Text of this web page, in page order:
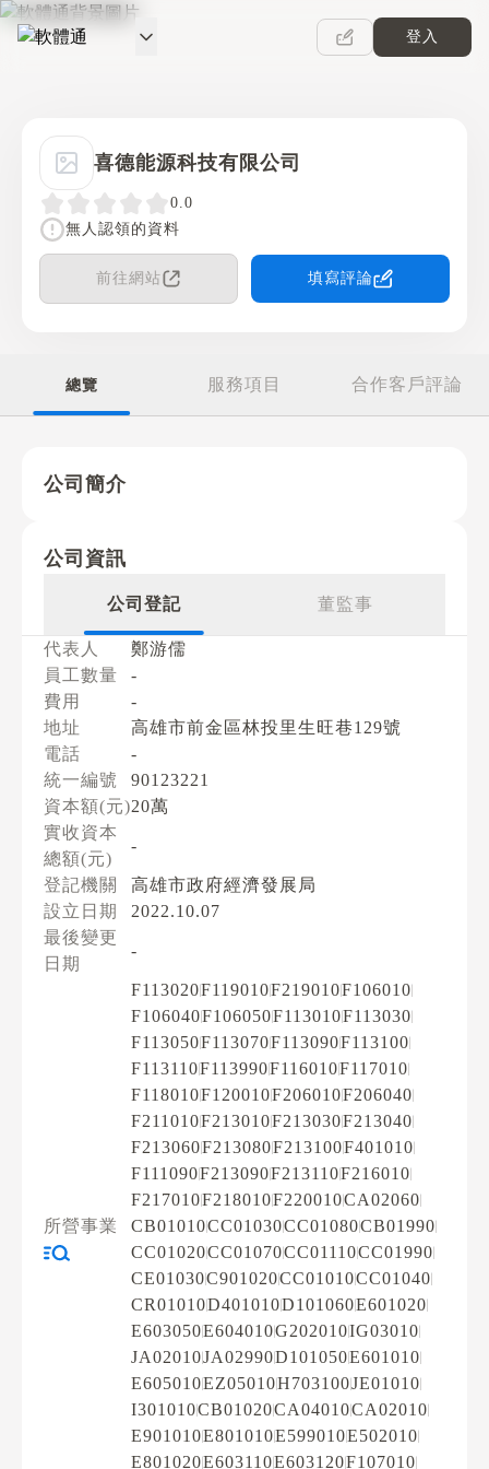
軟體通
登入
喜德能源科技有限公司
0.0
無人認領的資料
前往網站 填寫評論
總覽 服務項目 合作客戶評論
公司簡介
公司資訊
公司登記 董監事
代表人
鄭游儒
員工數量
-
費用
-
地址
高雄市前金區林投里生旺巷129號
電話
-
統一編號
90123221
資本額(元)20萬
實收資本
總額(元)
-
登記機關
高雄市政府經濟發展局
設立日期
2022.10.07
最後變更
日期
-
所營事業
F113020F119010F219010F106010
F106040F106050F113010F113030
F113050F113070F113090F113100
F113110F113990F116010F117010
F118010F120010F206010F206040
F211010F213010F213030F213040
F213060F213080F213100F401010
F111090F213090F213110F216010
F217010F218010F220010CA02060
CB01010CC01030CC01080CB01990
CC01020CC01070CC01110CC01990
CE01030C901020CC01010CC01040
CR01010D401010D101060E601020
E603050E604010G202010IG03010
JA02010JA02990D101050E601010
E605010EZ05010H703100JE01010
I301010CB01020CA04010CA02010
E901010E801010E599010E502010
E801020E603110E603120F107010